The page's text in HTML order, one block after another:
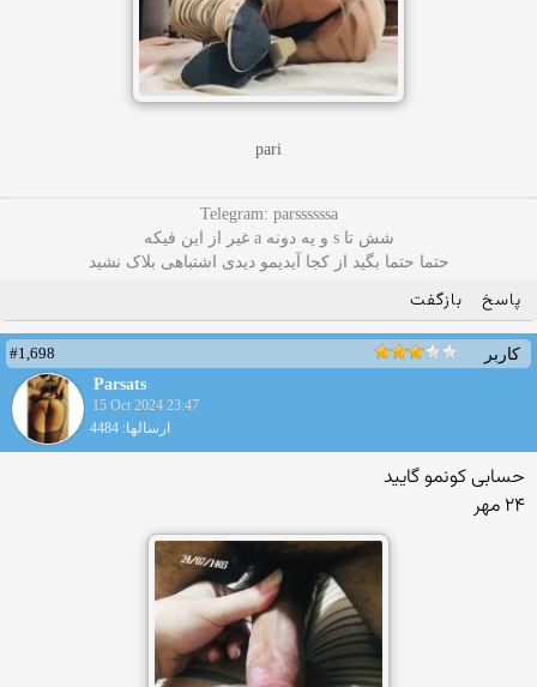
pari
Telegram: parssssssa
شش تا s و یه دونه a غیر از این فیکه
حتما حتما بگید از کجا آیدیمو دیدی اشتباهی بلاک نشید
پاسخ بازگفت
کاربر
#1,698
Parsats
15 Oct 2024 23:47
ارسالها: 4484
حسابی کونمو گایید
۲۴ مهر